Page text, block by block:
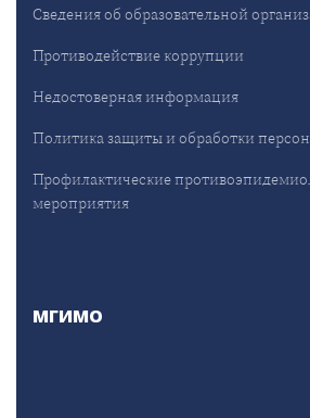
Сведения об образовательной
Противодействие коррупции
Недостоверная информация
Политика защиты и обработки
Профилактические
мероприятия
МГИМО